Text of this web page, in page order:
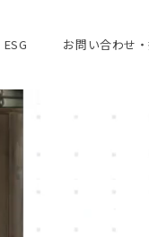
ESG お問い合わせ